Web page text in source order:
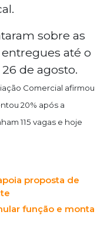
sobre as
até o
de agosto.
Comercial afirmou
20% após a
115 vagas e hoje
proposta de
função e monta